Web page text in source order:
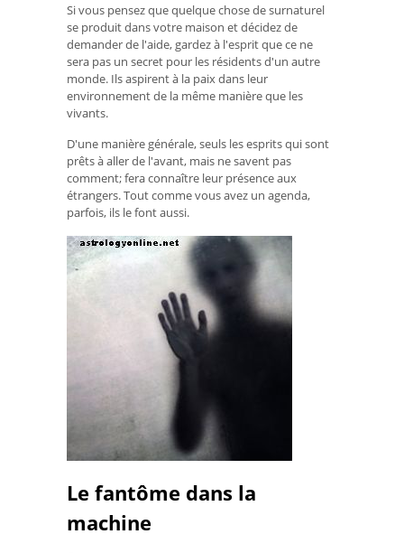
Si vous pensez que quelque chose de surnaturel
se produit dans votre maison et décidez de
demander de l'aide, gardez à l'esprit que ce ne
sera pas un secret pour les résidents d'un autre
monde. Ils aspirent à la paix dans leur
environnement de la même manière que les
vivants.
D'une manière générale, seuls les esprits qui sont
prêts à aller de l'avant, mais ne savent pas
comment; fera connaître leur présence aux
étrangers. Tout comme vous avez un agenda,
parfois, ils le font aussi.
Le fantôme dans la
machine